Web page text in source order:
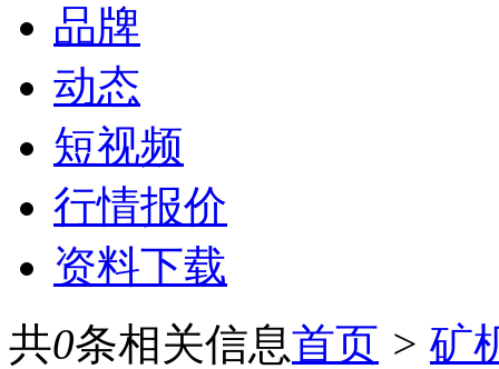
品牌
动态
短视频
行情报价
资料下载
共0条相关信息首页 > 矿